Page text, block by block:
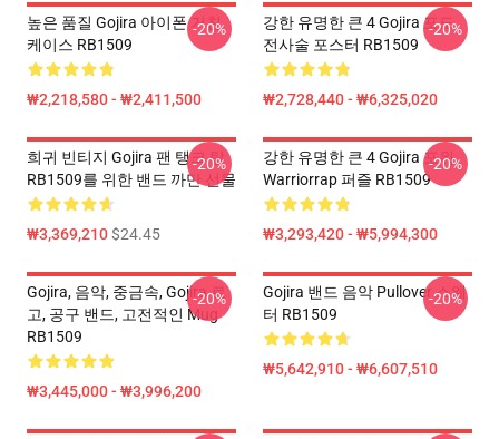
높은 품질 Gojira 아이폰 거친
케이스 RB1509
₩2,218,580 - ₩2,411,500
-20%
강한 유명한 큰 4 Gojira 포도
전사술 포스터 RB1509
₩2,728,440 - ₩6,325,020
-20%
희귀 빈티지 Gojira 팬 탱크 탑
RB1509를 위한 밴드 까만 선물
₩3,369,210$24.45
-20%
강한 유명한 큰 4 Gojira 포위
Warriorrap 퍼즐 RB1509
₩3,293,420 - ₩5,994,300
-20%
Gojira, 음악, 중금속, Gojira 로
고, 공구 밴드, 고전적인 Mug
RB1509
₩3,445,000 - ₩3,996,200
-20%
Gojira 밴드 음악 Pullover 스웨
터 RB1509
₩5,642,910 - ₩6,607,510
-20%